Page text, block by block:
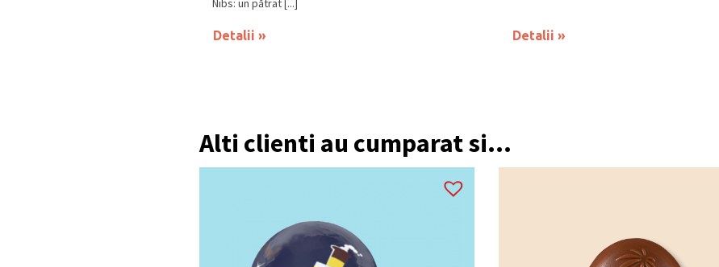
Detalii Detalii
Alti clienti au cumparat si...